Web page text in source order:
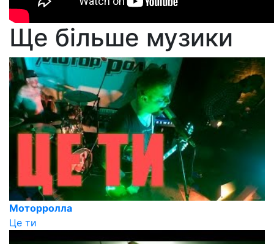
Ще більше музики
Моторролла
Це ти